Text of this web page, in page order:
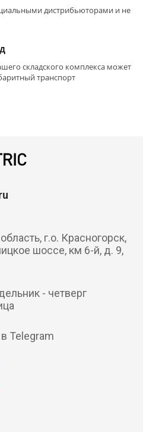
дистрибьюторами и не
складского комплекса может
транспорт
г.о. Красногорск,
шоссе, км 6-й, д. 9,
- четверг
Telegram